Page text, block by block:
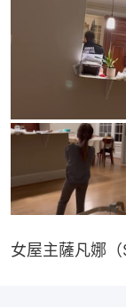
女屋主薩凡娜